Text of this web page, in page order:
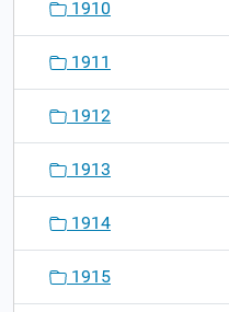
1910
1911
1912
1913
1914
1915